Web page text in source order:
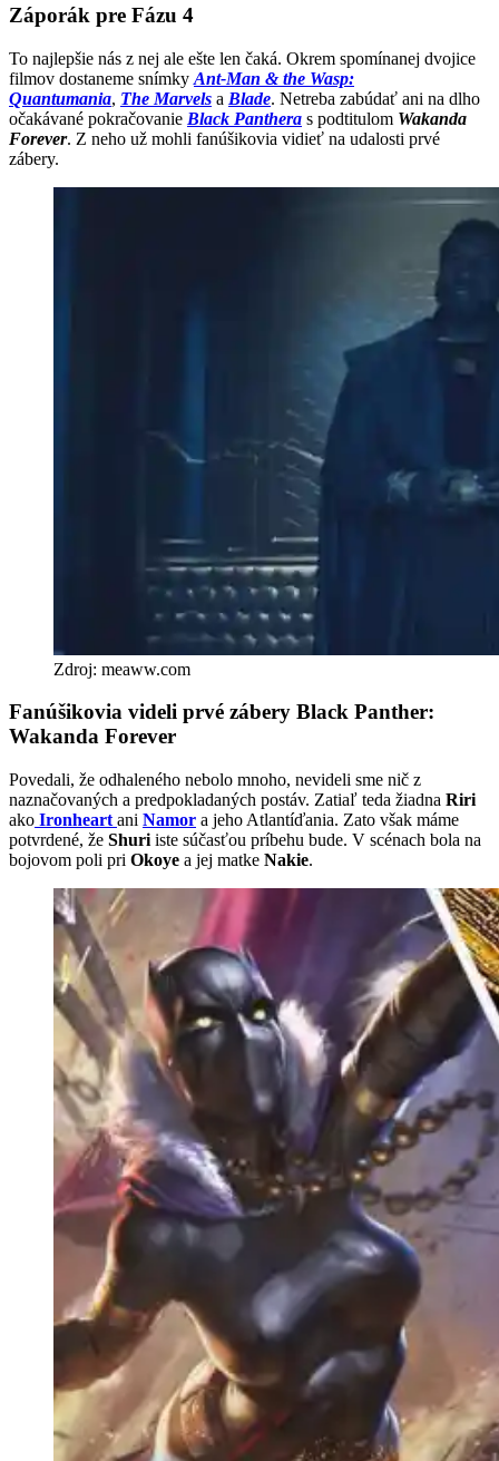
Záporák pre Fázu 4
To najlepšie nás z nej ale ešte len čaká. Okrem spomínanej dvojice
filmov dostaneme snímky Ant-Man & the Wasp:
Quantumania, The Marvels a Blade. Netreba zabúdať ani na dlho
očakávané pokračovanie Black Panthera s podtitulom Wakanda
Forever. Z neho už mohli fanúšikovia vidieť na udalosti prvé
zábery.
Zdroj: meaww.com
Fanúšikovia videli prvé zábery Black Panther:
Wakanda Forever
Povedali, že odhaleného nebolo mnoho, nevideli sme nič z
naznačovaných a predpokladaných postáv. Zatiaľ teda žiadna Riri
ako Ironheart ani Namor a jeho Atlantíďania. Zato však máme
potvrdené, že Shuri iste súčasťou príbehu bude. V scénach bola na
bojovom poli pri Okoye a jej matke Nakie.